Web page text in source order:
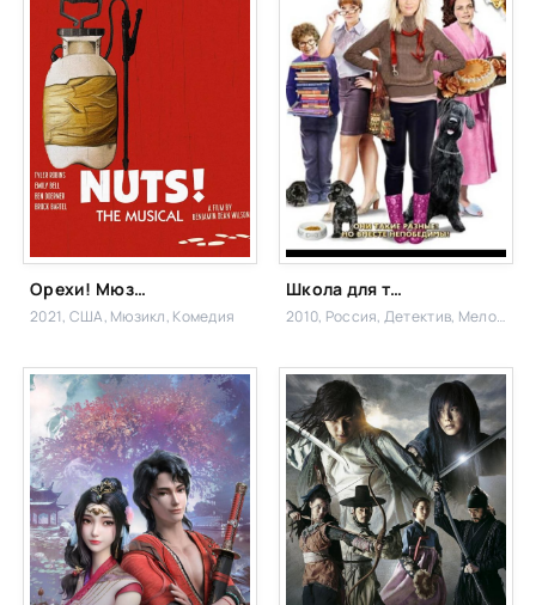
Орехи! Мюзикл
2021, США, Мюзикл, Комедия
Школа для толстушек
2010, Россия, Детектив, Мелодрама